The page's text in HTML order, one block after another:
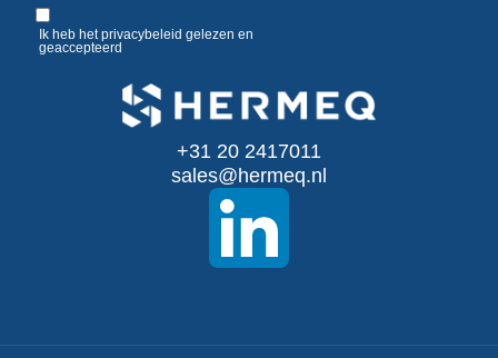
u
Ik heb hetprivacybeleid gelezen en
geaccepteerd
+31 20 2417011
sales@hermeq.nl